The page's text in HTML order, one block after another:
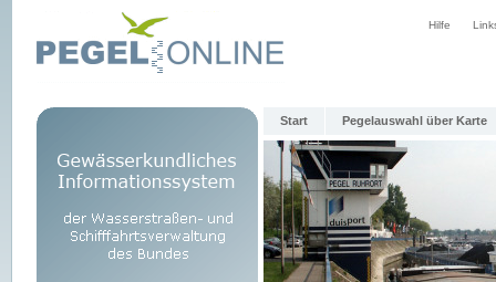
Hilfe
Start Pegelauswahl über Karte